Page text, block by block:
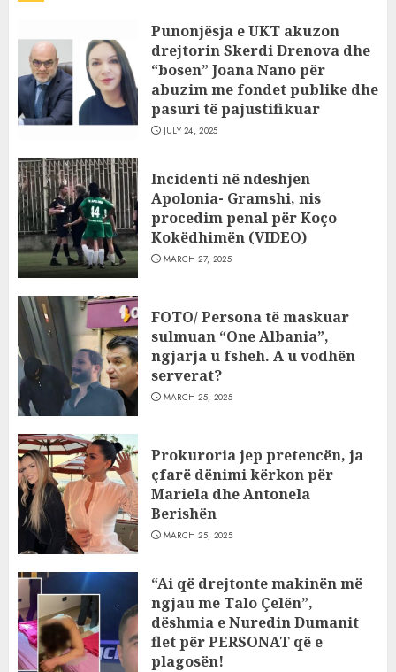
Punonjësja e UKT akuzon
drejtorin Skerdi Drenova dhe
“bosen” Joana Nano për
abuzim me fondet publike dhe
pasuri të pajustifikuar
JULY 24, 2025
Incidenti në ndeshjen
Apolonia- Gramshi, nis
procedim penal për Koço
Kokëdhimën (VIDEO)
MARCH 27, 2025
FOTO/ Persona të maskuar
sulmuan “One Albania”,
ngjarja u fsheh. A u vodhën
serverat?
MARCH 25, 2025
Prokuroria jep pretencën, ja
çfarë dënimi kërkon për
Mariela dhe Antonela
Berishën
MARCH 25, 2025
“Ai që drejtonte makinën më
ngjau me Talo Çelën”,
dëshmia e Nuredin Dumanit
flet për PERSONAT që e
plagosën!